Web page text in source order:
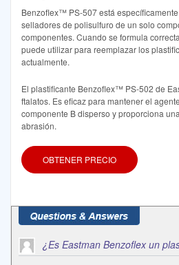
Benzoflex™ PS-507 está
selladores de polisulfuro de un solo
componentes. Cuando se formula
puede utilizar para reemplazar los
actualmente.
El plastificante Benzoflex™ PS-502 de
ftalatos. Es eficaz para mantener el
componente B disperso y proporciona
abrasión.
OBTENER PRECIO
¿Es Eastman Benzoflex un